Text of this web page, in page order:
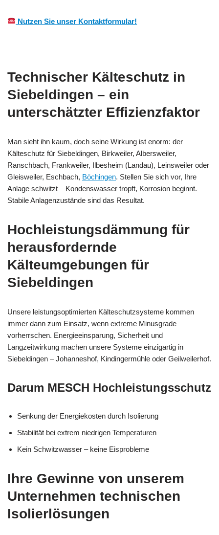
Nutzen Sie unser Kontaktformular!
Technischer Kälteschutz in
Siebeldingen – ein
unterschätzter Effizienzfaktor
Man sieht ihn kaum, doch seine Wirkung ist enorm: der
Kälteschutz für Siebeldingen, Birkweiler, Albersweiler,
Ranschbach, Frankweiler, Ilbesheim (Landau), Leinsweiler oder
Gleisweiler, Eschbach, Böchingen. Stellen Sie sich vor, Ihre
Anlage schwitzt – Kondenswasser tropft, Korrosion beginnt.
Stabile Anlagenzustände sind das Resultat.
Hochleistungsdämmung für
herausfordernde
Kälteumgebungen für
Siebeldingen
Unsere leistungsoptimierten Kälteschutzsysteme kommen
immer dann zum Einsatz, wenn extreme Minusgrade
vorherrschen. Energieeinsparung, Sicherheit und
Langzeitwirkung machen unsere Systeme einzigartig in
Siebeldingen – Johanneshof, Kindingermühle oder Geilweilerhof.
Darum MESCH Hochleistungsschutz
Senkung der Energiekosten durch Isolierung
Stabilität bei extrem niedrigen Temperaturen
Kein Schwitzwasser – keine Eisprobleme
Ihre Gewinne von unserem
Unternehmen technischen
Isolierlösungen